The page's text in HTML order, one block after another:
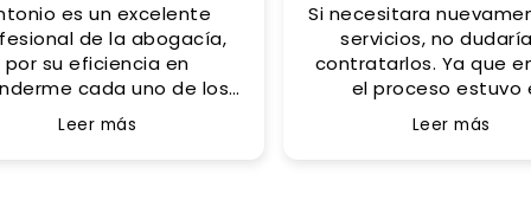
es un excelente
de la abogacía,
por su eficiencia en
cada uno de los
problemas
pero también
Leer más
Si necesitara nuevamente sus
servicios, no
contratarlos. Ya que
el proceso estuvo
contacto e
todo y
Leer más